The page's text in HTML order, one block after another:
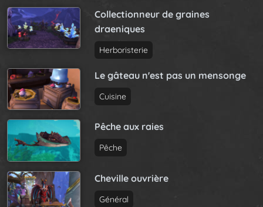
Collectionneur de graines
draeniques
Herboristerie
Le gâteau n'est pas un mensonge
Cuisine
Pêche aux raies
Pêche
Cheville ouvrière
Général